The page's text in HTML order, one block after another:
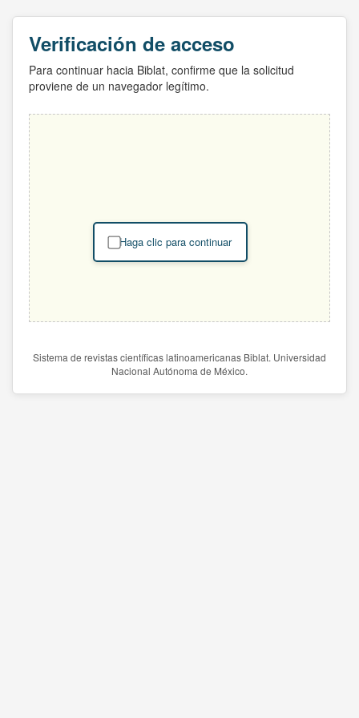
Verificación de acceso
Para continuar hacia Biblat, confirme que la solicitud
proviene de un navegador legítimo.
Haga clic para continuar
Sistema de revistas científicas latinoamericanas Biblat. Universidad
Nacional Autónoma de México.